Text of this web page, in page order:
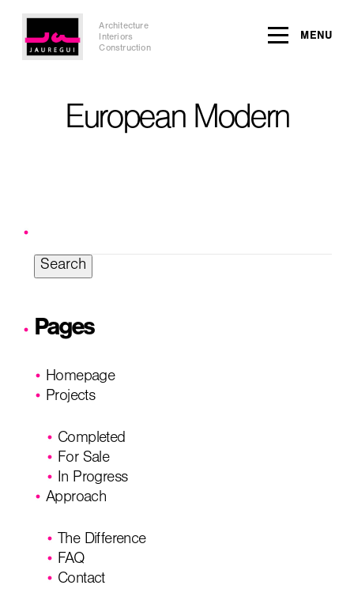
Architecture
Interiors
Construction
MENU
European Modern
Pages
Homepage
Projects
Completed
For Sale
In Progress
Approach
The Difference
FAQ
Contact